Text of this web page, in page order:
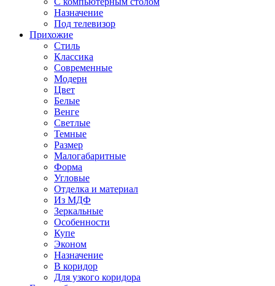
Назначение
Под телевизор
Прихожие
Стиль
Классика
Современные
Модерн
Цвет
Белые
Венге
Светлые
Темные
Размер
Малогабаритные
Форма
Угловые
Отделка и материал
Из МДФ
Зеркальные
Особенности
Купе
Эконом
Назначение
В коридор
Для узкого коридора